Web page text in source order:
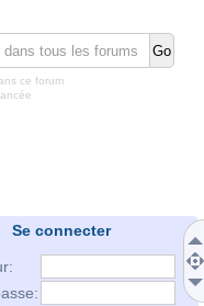
ce forum
Se connecter